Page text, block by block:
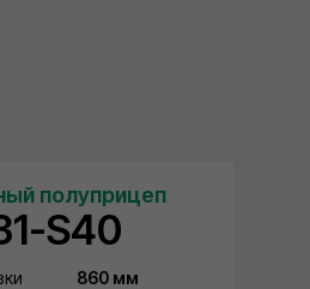
полуприцеп
S40
860 мм